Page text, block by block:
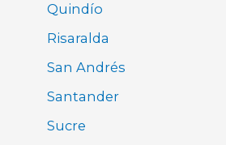
Quindío
Risaralda
San Andrés
Santander
Sucre